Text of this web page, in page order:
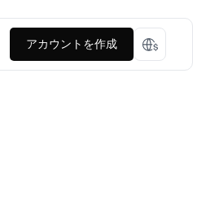
アカウントを作成